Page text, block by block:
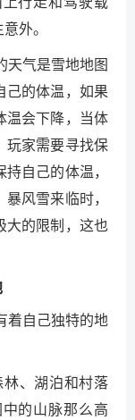
外。
天气是雪地地图
己的体温，如果
温会下降，当体
玩家需要寻找保
自己的体温，
风雪来临时，
大的限制，这也
着自己独特的地
、湖泊和村落
的山脉那么高